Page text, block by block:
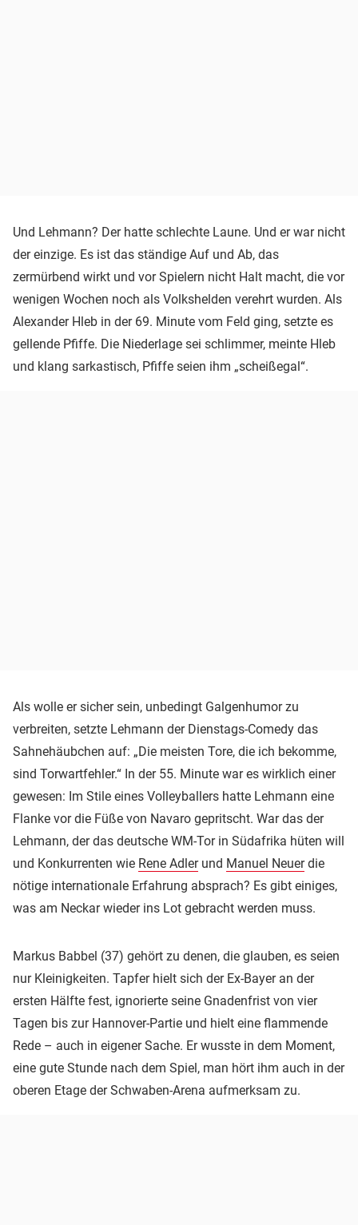
Und Lehmann? Der hatte schlechte Laune. Und er war nicht
der einzige. Es ist das ständige Auf und Ab, das
zermürbend wirkt und vor Spielern nicht Halt macht, die vor
wenigen Wochen noch als Volkshelden verehrt wurden. Als
Alexander Hleb in der 69. Minute vom Feld ging, setzte es
gellende Pfiffe. Die Niederlage sei schlimmer, meinte Hleb
und klang sarkastisch, Pfiffe seien ihm „scheißegal“.
Als wolle er sicher sein, unbedingt Galgenhumor zu
verbreiten, setzte Lehmann der Dienstags-Comedy das
Sahnehäubchen auf: „Die meisten Tore, die ich bekomme,
sind Torwartfehler.“ In der 55. Minute war es wirklich einer
gewesen: Im Stile eines Volleyballers hatte Lehmann eine
Flanke vor die Füße von Navaro gepritscht. War das der
Lehmann, der das deutsche WM-Tor in Südafrika hüten will
und Konkurrenten wie Rene Adlerund Manuel Neuerdie
nötige internationale Erfahrung absprach? Es gibt einiges,
was am Neckar wieder ins Lot gebracht werden muss.
Markus Babbel (37) gehört zu denen, die glauben, es seien
nur Kleinigkeiten. Tapfer hielt sich der Ex-Bayer an der
ersten Hälfte fest, ignorierte seine Gnadenfrist von vier
Tagen bis zur Hannover-Partie und hielt eine flammende
Rede – auch in eigener Sache. Er wusste in dem Moment,
eine gute Stunde nach dem Spiel, man hört ihm auch in der
oberen Etage der Schwaben-Arena aufmerksam zu.